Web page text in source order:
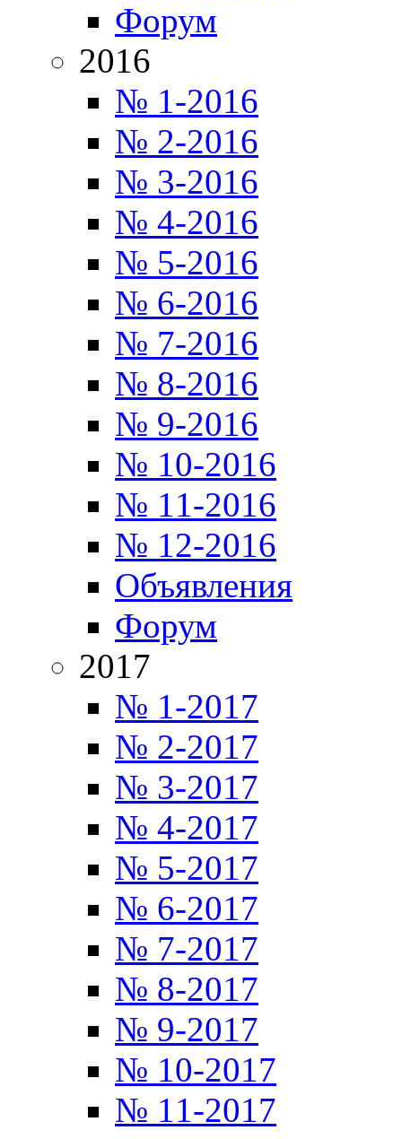
Форум
2016
№ 1-2016
№ 2-2016
№ 3-2016
№ 4-2016
№ 5-2016
№ 6-2016
№ 7-2016
№ 8-2016
№ 9-2016
№ 10-2016
№ 11-2016
№ 12-2016
Объявления
Форум
2017
№ 1-2017
№ 2-2017
№ 3-2017
№ 4-2017
№ 5-2017
№ 6-2017
№ 7-2017
№ 8-2017
№ 9-2017
№ 10-2017
№ 11-2017